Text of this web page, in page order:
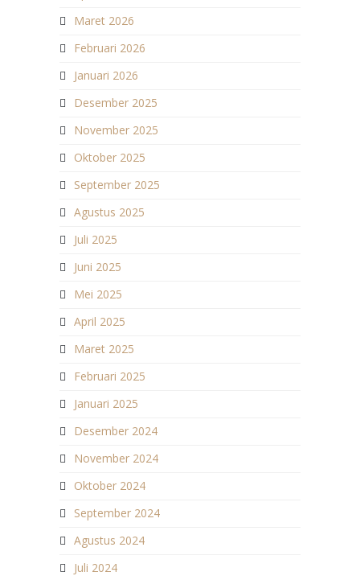
Maret 2026
Februari 2026
Januari 2026
Desember 2025
November 2025
Oktober 2025
September 2025
Agustus 2025
Juli 2025
Juni 2025
Mei 2025
April 2025
Maret 2025
Februari 2025
Januari 2025
Desember 2024
November 2024
Oktober 2024
September 2024
Agustus 2024
Juli 2024